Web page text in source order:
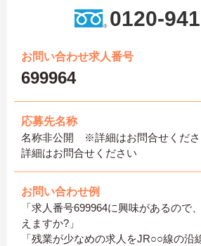
0120-
お問い合わせ求人番号
699964
応募先名称
名称非公開 ※詳細はお問合せくだ
詳細はお問合せください
お問い合わせ例
「求人番号699964に興味があるので
えますか?」
「残業が少なめの求人をJR○○線の沿